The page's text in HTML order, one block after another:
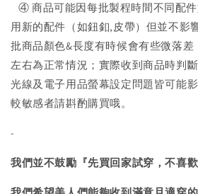
④ 商品可能因每批製程時間不同配
用新的配件（如鈕釦,皮帶）但並不影
批商品顏色&長度有時候會有些微落差
左右為正常情況；實際收到商品時判
光線及電子用品螢幕設定問題皆可能
較敏感者請斟酌購買哦。
-
我們並不鼓勵『先買回家試穿，不喜